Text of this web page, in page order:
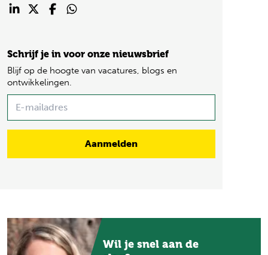
Schrijf je in voor onze nieuwsbrief
Blijf op de hoogte van vacatures, blogs en
ontwikkelingen.
Name
Wil je snel aan de